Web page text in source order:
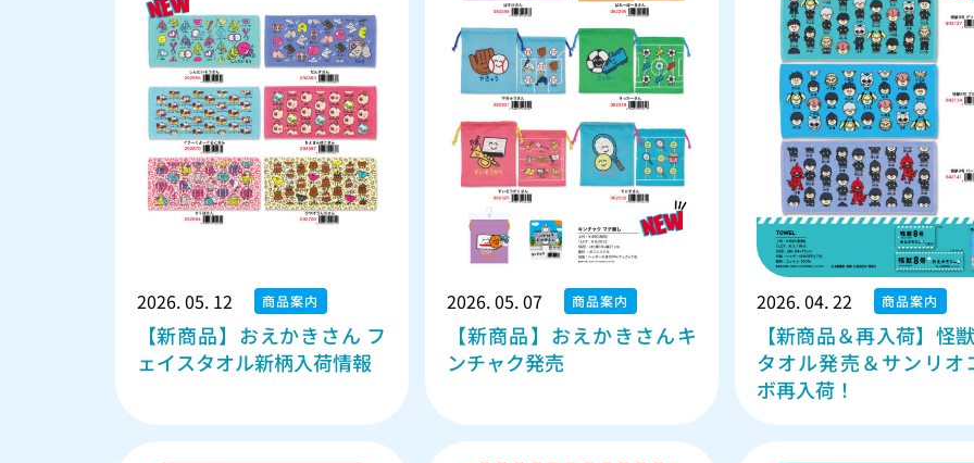
2026. 05. 12 商品案内
【新商品】おえかきさん フ
ェイスタオル新柄入荷情報
2026. 05. 07 商品案内
【新商品】おえかきさんキ
ンチャク発売
2026. 04. 22 商品案内
【新商品＆再入荷】怪
タオル発売＆サンリオ
ボ再入荷！